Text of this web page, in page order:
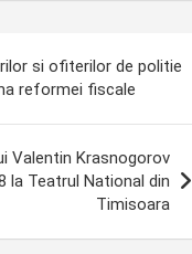
si ofiterilor de politie
reformei fiscale
Valentin Krasnogorov
la Teatrul National din
Timisoara